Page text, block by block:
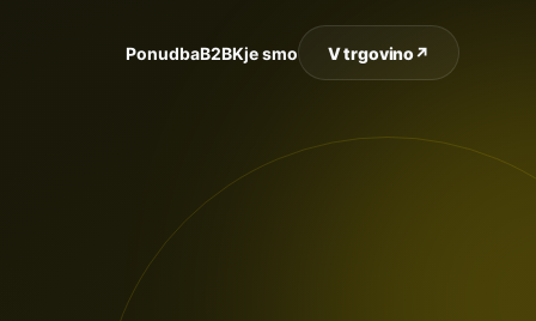
PonudbaB2BKje smo V trgovino↗